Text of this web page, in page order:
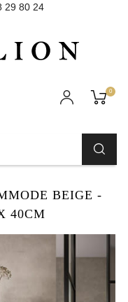
29 80 24
0
BEIGE -
40CM